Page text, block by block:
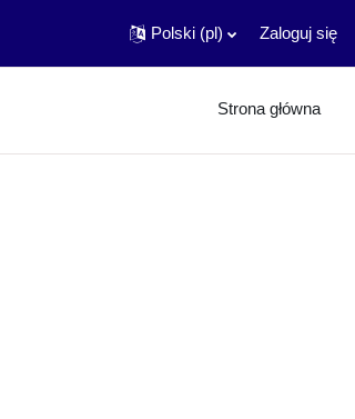
Polski ‎(pl)‎ Zaloguj się
Strona główna